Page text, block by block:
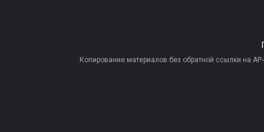
Копирование материалов без обратной ссылки на